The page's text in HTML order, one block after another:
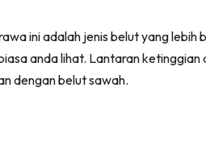
ini adalah jenis belut yang
anda lihat. Lantaran
dengan belut sawah.